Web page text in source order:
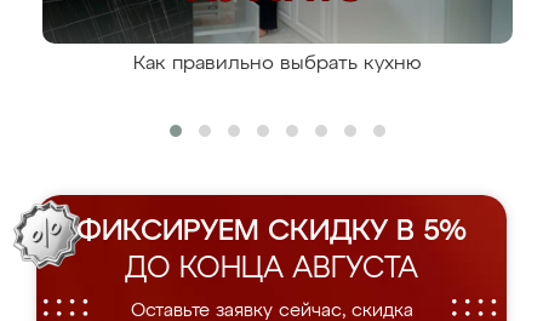
Как правильно выбрать кухню
ФИКСИРУЕМ СКИДКУ В 5%
ДО КОНЦА АВГУСТА
Оставьте заявку сейчас, скидка